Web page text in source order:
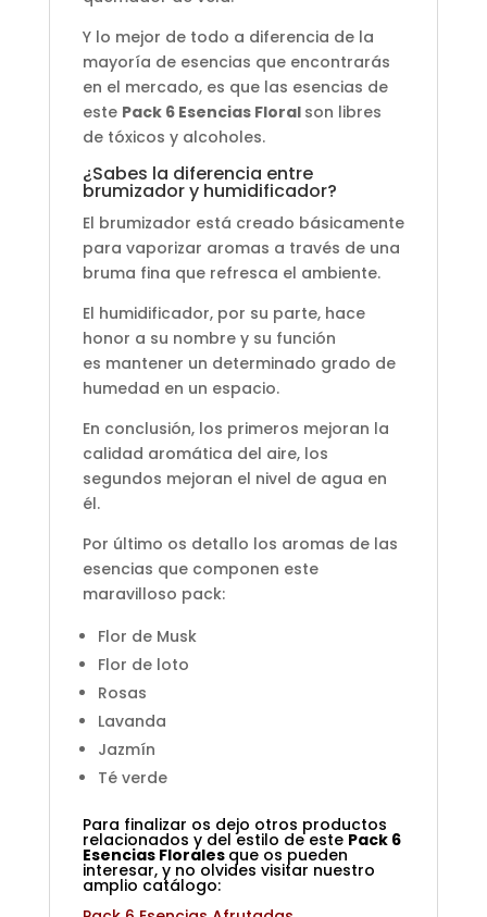
Y lo mejor de todo a diferencia de la
mayoría de esencias que encontrarás
en el mercado, es que las esencias de
este Pack 6 Esencias Floral son libres
de tóxicos y alcoholes.
¿Sabes la diferencia entre
brumizador y humidificador?
El brumizador está creado básicamente
para vaporizar aromas a través de una
bruma fina que refresca el ambiente.
El humidificador, por su parte, hace
honor a su nombre y su función
es mantener un determinado grado de
humedad en un espacio.
En conclusión, los primeros mejoran la
calidad aromática del aire, los
segundos mejoran el nivel de agua en
él.
Por último os detallo los aromas de las
esencias que componen este
maravilloso pack:
Flor de Musk
Flor de loto
Rosas
Lavanda
Jazmín
Té verde
Para finalizar os dejo otros productos
relacionados y del estilo de este Pack 6
Esencias Florales que os pueden
interesar, y no olvides visitar nuestro
amplio catálogo: